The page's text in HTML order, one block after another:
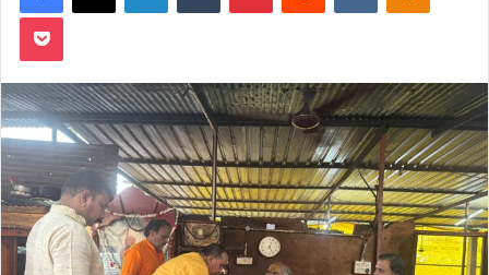
Pocket